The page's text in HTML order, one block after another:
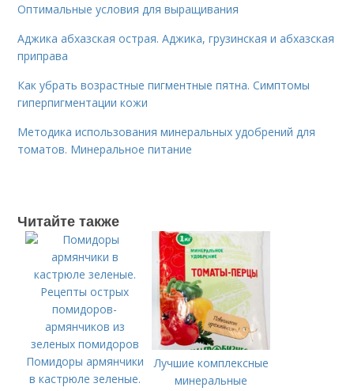
Оптимальные условия для выращивания
Аджика абхазская острая. Аджика, грузинская и абхазская
приправа
Как убрать возрастные пигментные пятна. Симптомы
гиперпигментации кожи
Методика использования минеральных удобрений для
томатов. Минеральное питание
Читайте также
Помидоры армянчики
в кастрюле зеленые.
Лучшие комплексные
минеральные